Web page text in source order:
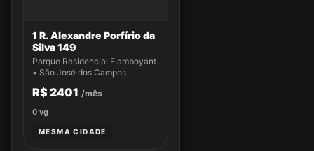
1 R. Alexandre Porfírio da
Silva 149
Parque Residencial Flamboyant
• São José dos Campos
R$ 2401 /mês
0 vg
MESMA CIDADE